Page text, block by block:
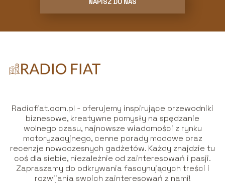
NAPISZ DO NAS
Radiofiat.com.pl - oferujemy inspirujące przewodniki
biznesowe, kreatywne pomysły na spędzanie
wolnego czasu, najnowsze wiadomości z rynku
motoryzacyjnego, cenne porady modowe oraz
recenzje nowoczesnych gadżetów. Każdy znajdzie tu
coś dla siebie, niezależnie od zainteresowań i pasji.
Zapraszamy do odkrywania fascynujących treści i
rozwijania swoich zainteresowań z nami!